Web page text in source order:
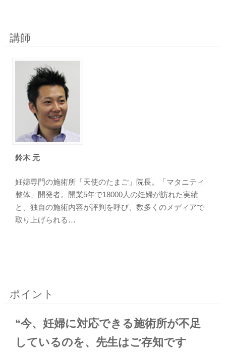
講師
鈴木 元
妊婦専門の施術所「天使のたまご」院長。「マタニティ
整体」開発者。開業5年で18000人の妊婦が訪れた実績
と、独自の施術内容が評判を呼び、数多くのメディアで
取り上げられる…
ポイント
“今、妊婦に対応できる施術所が不足
しているのを、先生はご存知です